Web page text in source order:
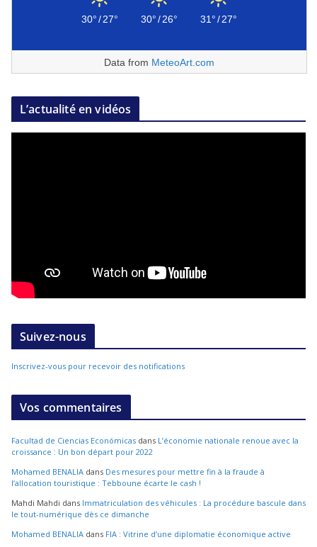
30°/27° 30°/26° 31°/27°
Data from MeteoArt.com
L’actualité en vidéos
Suivez-nous
Inscrivez-vous pour recevoir des notifications
Vos commentaires
Facultad de Ciencias Económicas dans L’économie nationale renoue avec la
croissance : Un bon départ pour 2022
Mohamed BENALIA dans Des mesures pour mettre fin à la fraude à
l’allocation touristique : Tebboune écarte le cash !
Mahdi Mahdi dans Immatriculation des véhicules : La procédure bascule dans
le tout-numérique dès ce dimanche
Mohamed BENALIA dans FIA : Vitrine d’une diplomatie économique active